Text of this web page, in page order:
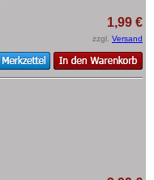
1,99 €
zzgl. Versand